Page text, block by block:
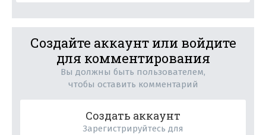
Создайте аккаунт или войдите
для комментирования
Вы должны быть пользователем,
чтобы оставить комментарий
Создать аккаунт
Зарегистрируйтесь для